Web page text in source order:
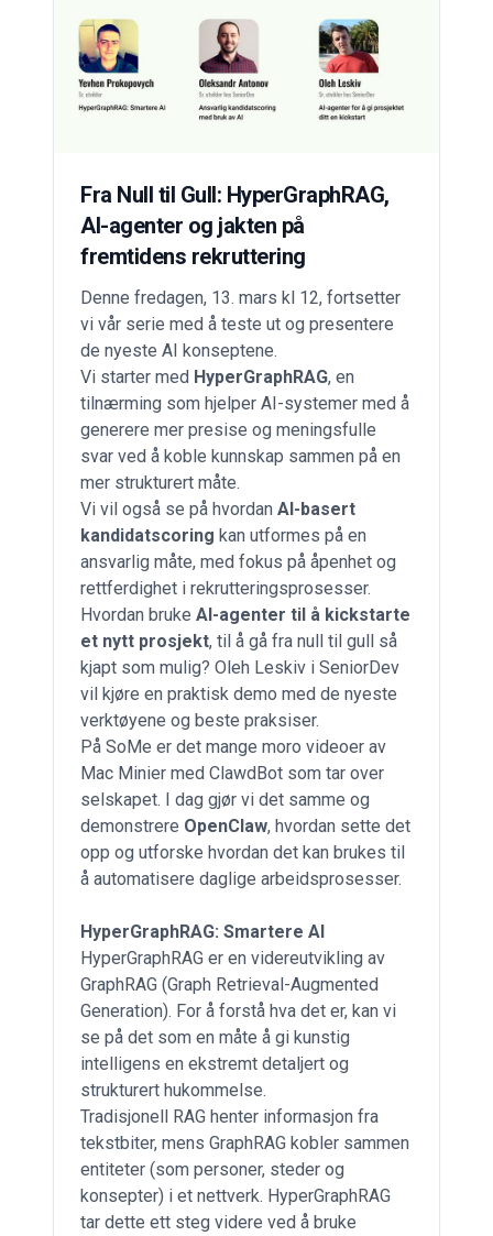
Fra Null til Gull: HyperGraphRAG,
AI-agenter og jakten på
fremtidens rekruttering
Denne fredagen, 13. mars kl 12, fortsetter
vi vår serie med å teste ut og presentere
de nyeste AI konseptene.
Vi starter med HyperGraphRAG, en
tilnærming som hjelper AI-systemer med å
generere mer presise og meningsfulle
svar ved å koble kunnskap sammen på en
mer strukturert måte.
Vi vil også se på hvordan AI-basert
kandidatscoring kan utformes på en
ansvarlig måte, med fokus på åpenhet og
rettferdighet i rekrutteringsprosesser.
Hvordan bruke AI-agenter til å kickstarte
et nytt prosjekt, til å gå fra null til gull så
kjapt som mulig? Oleh Leskiv i SeniorDev
vil kjøre en praktisk demo med de nyeste
verktøyene og beste praksiser.
På SoMe er det mange moro videoer av
Mac Minier med ClawdBot som tar over
selskapet. I dag gjør vi det samme og
demonstrere OpenClaw, hvordan sette det
opp og utforske hvordan det kan brukes til
å automatisere daglige arbeidsprosesser.
HyperGraphRAG: Smartere AI
HyperGraphRAG er en videreutvikling av
GraphRAG (Graph Retrieval-Augmented
Generation). For å forstå hva det er, kan vi
se på det som en måte å gi kunstig
intelligens en ekstremt detaljert og
strukturert hukommelse.
Tradisjonell RAG henter informasjon fra
tekstbiter, mens GraphRAG kobler sammen
entiteter (som personer, steder og
konsepter) i et nettverk. HyperGraphRAG
tar dette ett steg videre ved å bruke